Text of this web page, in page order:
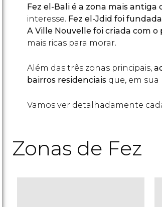
Fez el-Bali é a zona mais antiga
interesse. Fez el-Jdid foi
A Ville Nouvelle foi criada com
mais ricas para morar.
Além das três zonas principais,
bairros residenciais que, em
Vamos ver detalhadamente
Zonas de Fez